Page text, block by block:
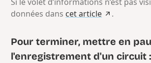
Si le volet d’informations n’est pas
données dans cet article .
Pour terminer, mettre en
l'enregistrement d'un circuit :